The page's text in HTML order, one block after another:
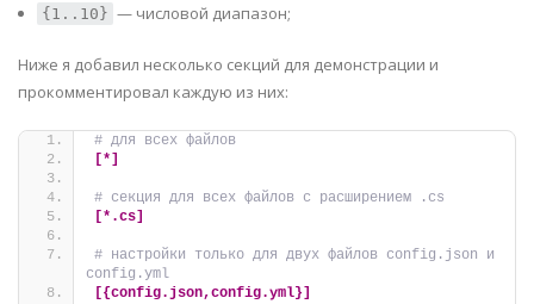
{1..10} — числовой диапазон;
Ниже я добавил несколько секций для демонстрации и
прокомментировал каждую из них:
# для всех файлов
[*]
# секция для всех файлов с расширением .cs
[*.cs]
# настройки только для двух файлов config.json и
config.yml
[{config.json,config.yml}]